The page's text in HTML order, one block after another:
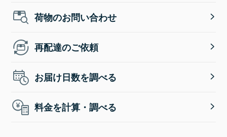
荷物のお問い合わせ
再配達のご依頼
お届け日数を調べる
料金を計算・調べる